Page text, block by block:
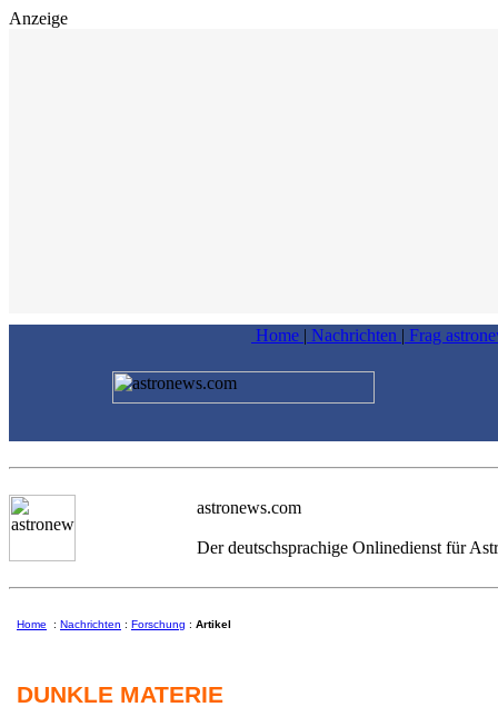
Anzeige
Home | Nachrichten | Frag
astronews.com
Der deutschsprachige Onlinedienst für
Home : Nachrichten : Forschung : Artikel
DUNKLE MATERIE